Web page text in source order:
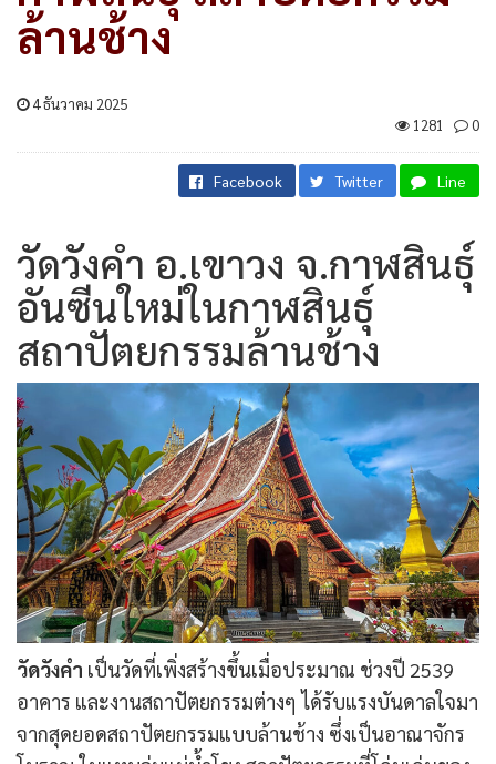
ล้านช้าง
4 ธันวาคม 2025
1281
0
Facebook Twitter Line
วัดวังคำ อ.เขาวง จ.กาฬสินธุ์
อันซีนใหม่ในกาฬสินธุ์
สถาปัตยกรรมล้านช้าง
วัดวังคำ เป็นวัดที่เพิ่งสร้างขึ้นเมื่อประมาณ ช่วงปี 2539
อาคาร และงานสถาปัตยกรรมต่างๆ ได้รับแรงบันดาลใจมา
จากสุดยอดสถาปัตยกรรมแบบล้านช้าง ซึ่งเป็นอาณาจักร